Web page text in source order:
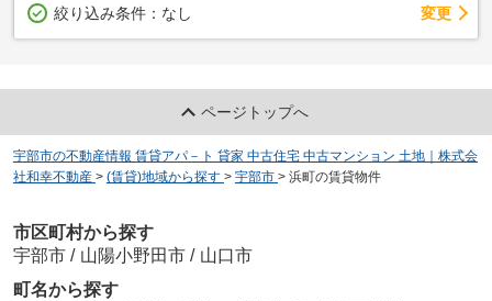
絞り込み条件： なし 変更
ページトップへ
宇部市の不動産情報 賃貸アパ－ト 貸家 中古住宅 中古マンション 土地｜株式会
社和幸不動産 > (賃貸)地域から探す > 宇部市 > 浜町の賃貸物件
市区町村から探す
宇部市 / 山陽小野田市 / 山口市
町名から探す